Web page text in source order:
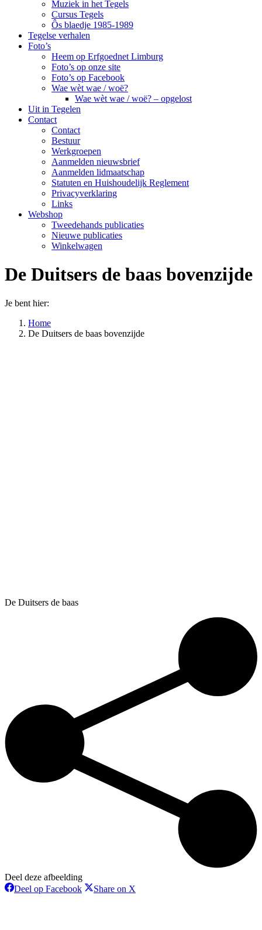
Muziek in het Tegels
Cursus Tegels
Ôs blaedje 1985-1989
Tegelse verhalen
Foto’s
Heem op Erfgoednet Limburg
Foto’s op onze site
Foto’s op Facebook
Wae wèt wae / woë?
Wae wèt wae / woë? – opgelost
Uit in Tegelen
Contact
Contact
Bestuur
Werkgroepen
Aanmelden nieuwsbrief
Aanmelden lidmaatschap
Statuten en Huishoudelijk Reglement
Privacyverklaring
Links
Webshop
Tweedehands publicaties
Nieuwe publicaties
Winkelwagen
De Duitsers de baas bovenzijde
Je bent hier:
Home
De Duitsers de baas bovenzijde
De Duitsers de baas
Deel deze afbeelding
Deel op FacebookDeelShare on X